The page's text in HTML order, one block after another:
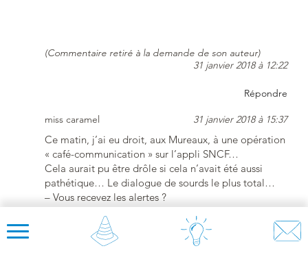
(Commentaire retiré à la demande de son auteur)
31 janvier 2018 à 12:22
Répondre
miss caramel 31 janvier 2018 à 15:37
Ce matin, j’ai eu droit, aux Mureaux, à une opération
« café-communication » sur l’appli SNCF…
Cela aurait pu être drôle si cela n’avait été aussi
pathétique… Le dialogue de sourds le plus total…
– Vous recevez les alertes ?
– Oui, à condition qu’il y en ait…
– Pour les recevoir, il faut les paramétrer…
– Elles sont paramétrées, mais il faut qu’il y en ait…